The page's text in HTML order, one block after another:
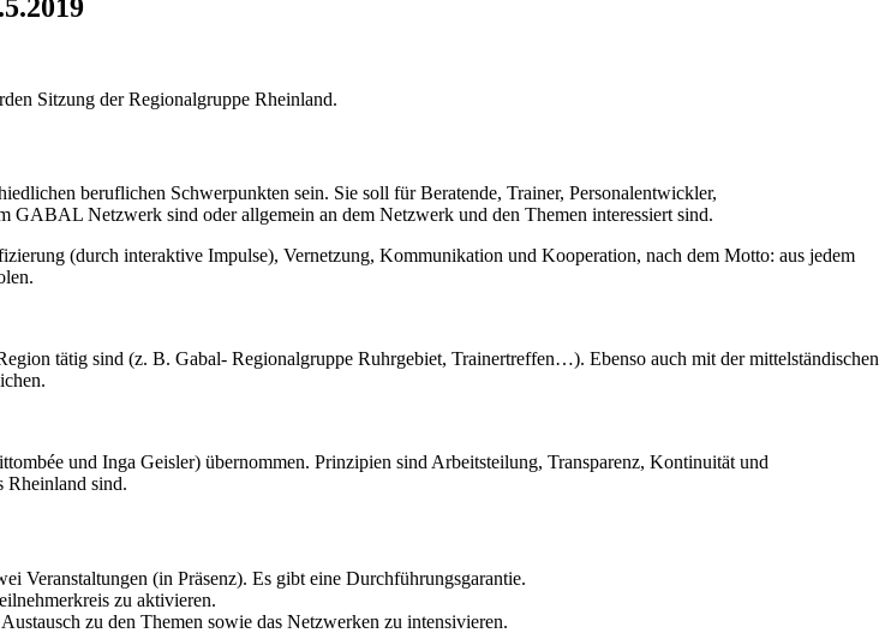
Sitzung der Regionalgruppe Rheinland.
beruflichen Schwerpunkten sein. Sie soll für Beratende, Trainer, Personalentwickler,
Netzwerk sind oder allgemein an dem Netzwerk und den Themen interessiert sind.
(durch interaktive Impulse), Vernetzung, Kommunikation und Kooperation, nach dem Motto: aus jedem
tätig sind (z. B. Gabal- Regionalgruppe Ruhrgebiet, Trainertreffen…). Ebenso auch mit der mittelständischen
und Inga Geisler) übernommen. Prinzipien sind Arbeitsteilung, Transparenz, Kontinuität und
Rheinland sind.
Veranstaltungen (in Präsenz). Es gibt eine Durchführungsgarantie.
zu aktivieren.
zu den Themen sowie das Netzwerken zu intensivieren.